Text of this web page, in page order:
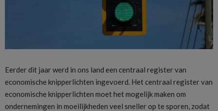
Eerder dit jaar werd in ons land een centraal register van
economische knipperlichten ingevoerd. Het centraal register van
economische knipperlichten moet het mogelijk maken om
ondernemingen in moeilijkheden veel sneller op te sporen, zodat